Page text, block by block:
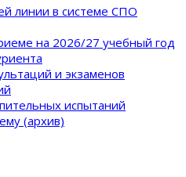
линии в системе СПО
на 2026/27 учебный год
и экзаменов
испытаний
(архив)